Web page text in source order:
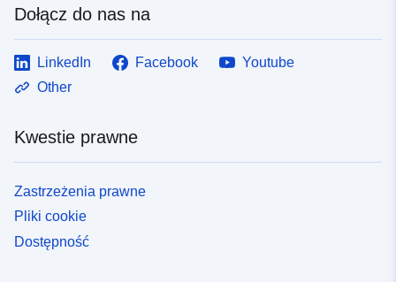
Dołącz do nas na
LinkedIn Facebook
Youtube
Other
Kwestie prawne
Zastrzeżenia prawne
Pliki cookie
Dostępność